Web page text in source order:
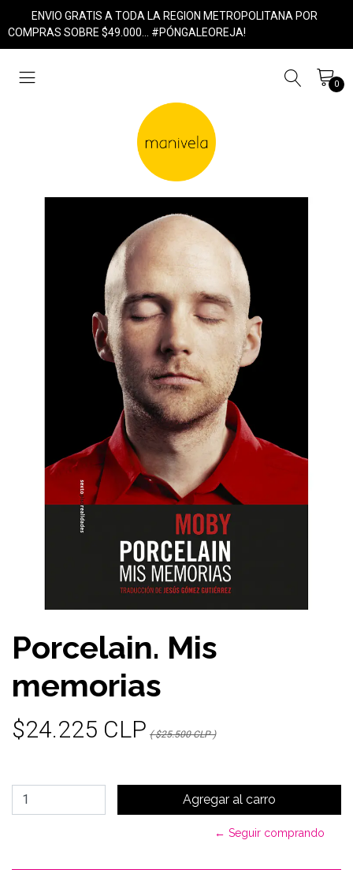
ENVIO GRATIS A TODA LA REGION METROPOLITANA POR
COMPRAS SOBRE $49.000... #PÓNGALEOREJA!
0
Porcelain. Mis
memorias
$24.225 CLP ( $25.500 CLP )
← Seguir comprando